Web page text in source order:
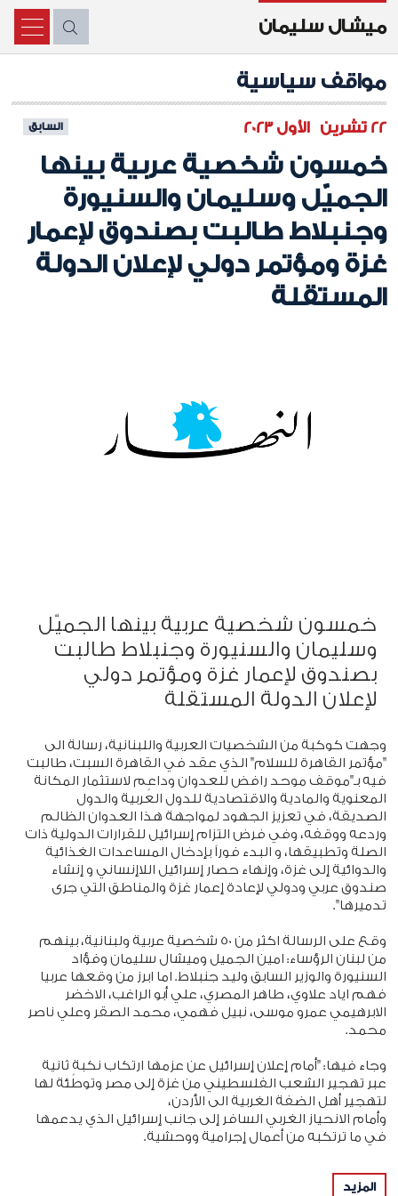
ميشال سليمان X
مواقف سياسية
22 تشرين الأول 2023 السابق
خمسون شخصية عربية بينها
الجميّل وسليمان والسنيورة
وجنبلاط طالبت بصندوق لإعمار
غزة ومؤتمر دولي لإعلان الدولة
المستقلة
خمسون شخصية عربية بينها الجميّل
وسليمان والسنيورة وجنبلاط طالبت
بصندوق لإعمار غزة ومؤتمر دولي
لإعلان الدولة المستقلة
وجهت كوكبة من الشخصيات العربية واللبنانية، رسالة الى
"مؤتمر القاهرة للسلام" الذي عقد في القاهرة السبت، طالبت
فيه بـ"موقف موحد رافض للعدوان وداعٍم لاستثمار المكانة
المعنوية والمادية والاقتصادية للدول العربية والدول
الصديقة، في تعزيز الجهود لمواجهة هذا العدوان الظالم
وردعه ووقفه، وفي فرض التزام إسرائيل للقرارات الدولية ذات
الصلة وتطبيقها، و البدء فوراً بإدخال المساعدات الغذائية
والدوائية إلى غزة، وإنهاء حصار إسرائيل اللاإنساني و إنشاء
صندوق عربي ودولي لإعادة إعمار غزة والمناطق التي جرى
تدميرها".
وقع على الرسالة اكثر من 50 شخصية عربية ولبنانية، بينهم
من لبنان الرؤساء: امين الجميل وميشال سليمان وفؤاد
السنيورة والوزير السابق وليد جنبلاط. اما ابرز من وقعها عربيا
فهم اياد علاوي، طاهر المصري، علي أبو الراغب، الاخضر
الابرهيمي عمرو موسى، نبيل فهمي، محمد الصقر وعلي ناصر
محمد.
وجاء فيها: "أمام إعلان إسرائيل عن عزمها ارتكاب نكبةٍ ثانية
عبر تهجير الشعب الفلسطيني من غزة إلى مصر وتوطئة لها
لتهجير أهل الضفة الغربية الى الأردن،
وأمام الانحياز الغربي السافر إلى جانب إسرائيل الذي يدعمها
في ما ترتكبه من أعمال إجرامية ووحشية.
فإن الموقعين أدناه يطالبون المجتمعين بـ:
- اتخاذ موقف موحد رافض للعدوان وداعٍم لاستثمار المكانة
المزيد